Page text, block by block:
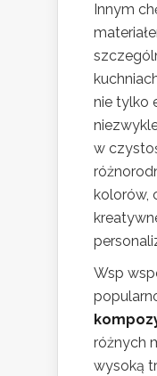
Innym
nie tylko
w
kolorów,
Wsp
różnych
wysoką